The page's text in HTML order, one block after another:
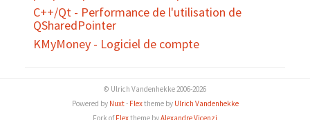
C++/Qt - Performance de l'utilisation de
QSharedPointer
KMyMoney - Logiciel de compte
© Ulrich Vandenhekke 2006-2026
Powered by Nuxt- Flextheme by Ulrich Vandenhekke
Fork ofFlextheme byAlexandre Vicenzi